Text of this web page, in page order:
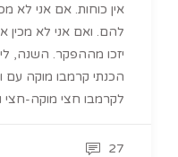
אין כוחות. אם אני לא
להם. ואם אני לא
יזכו מההפקר. השנה,
הכנתי קרמבו מוקה עם
לקרמבו חצי מוקה-חצי
27